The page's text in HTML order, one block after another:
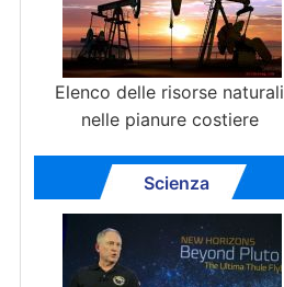
Elenco delle risorse naturali
nelle pianure costiere
Scienza